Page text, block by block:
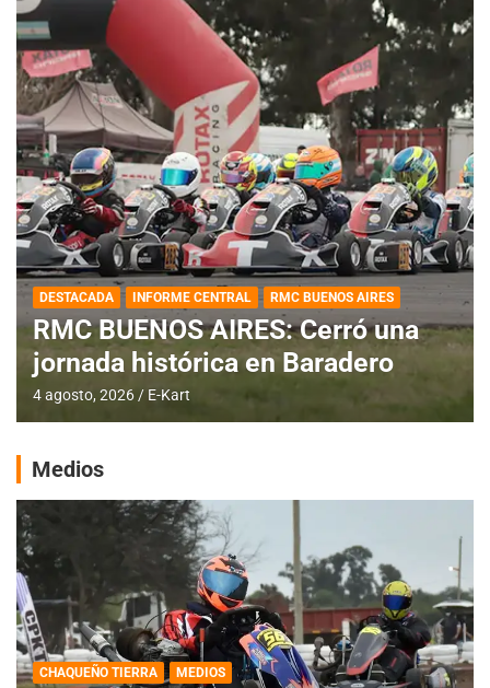
DESTACADA INFORME CENTRAL RMC BUENOS AIRES
RMC BUENOS AIRES: Cerró una
jornada histórica en Baradero
4 agosto, 2026 E-Kart
Medios
CHAQUEÑO TIERRA MEDIOS